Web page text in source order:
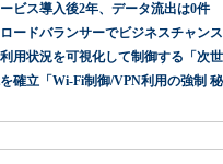
ビス導入後2年、データ流出は0件
ードバランサーでビジネスチャン
用状況を可視化して制御する「次世
確立「Wi-Fi制御/VPN利用の強制 秘